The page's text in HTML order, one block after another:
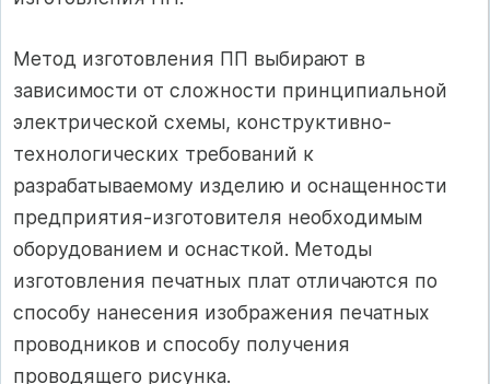
Метод изготовления ПП выбирают в
зависимости от сложности принципиальной
электрической схемы, конструктивно-
технологических требований к
разрабатываемому изделию и оснащенности
предприятия-изготовителя необходимым
оборудованием и оснасткой. Методы
изготовления печатных плат отличаются по
способу нанесения изображения печатных
проводников и способу получения
проводящего рисунка.